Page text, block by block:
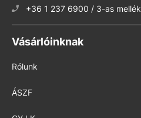
+36 1 237 6900 / 3-as mellék
Vásárlóinknak
Rólunk
ÁSZF